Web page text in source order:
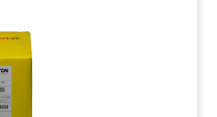
för lätt montage.
är […]